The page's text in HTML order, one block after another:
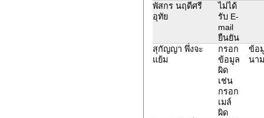
พัสกร นฤดีศรี
อุทัย
ไม่ได้
รับ E-
mail
ยืนยัน
สุกัญญา พึ่งจะ
แย้ม
กรอก
ข้อมูล
ผิด
เช่น
กรอก
เมล์
ผิด
ข้อ
นา